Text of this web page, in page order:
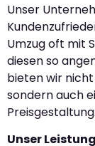
Unser
Umzug oft mit
diesen so
bieten wir
sondern auch
Preisgestaltung.
Unser